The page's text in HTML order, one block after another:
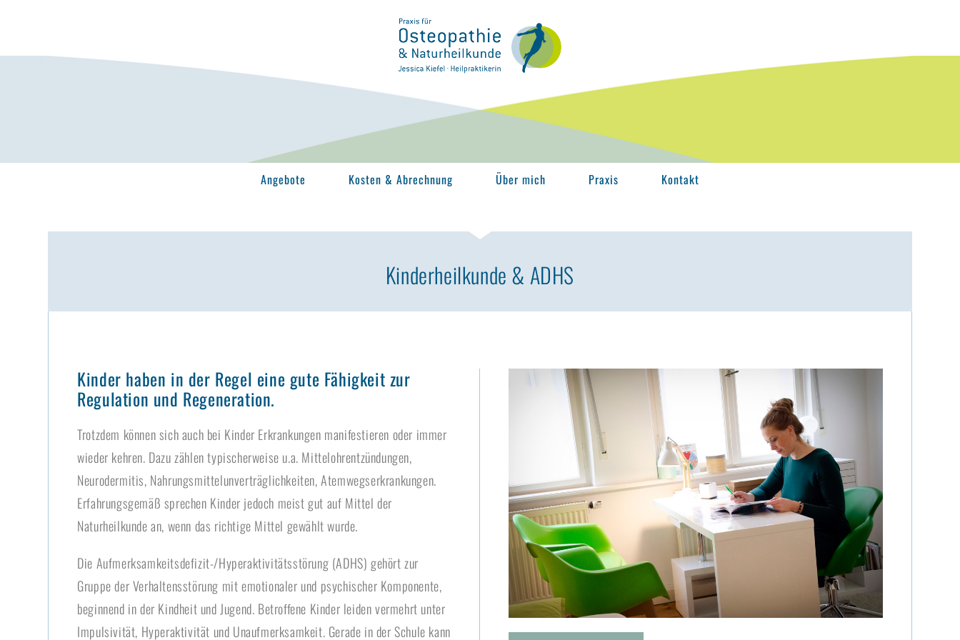
Angebote Kosten & Abrechnung Über mich Praxis Kontakt
Kinderheilkunde & ADHS
Kinder haben in der Regel eine gute Fähigkeit zur
Regulation und Regeneration.
Trotzdem können sich auch bei Kinder Erkrankungen manifestieren oder immer
wieder kehren. Dazu zählen typischerweise u.a. Mittelohrentzündungen,
Neurodermitis, Nahrungsmittelunverträglichkeiten, Atemwegserkrankungen.
Erfahrungsgemäß sprechen Kinder jedoch meist gut auf Mittel der
Naturheilkunde an, wenn das richtige Mittel gewählt wurde.
Die Aufmerksamkeitsdefizit-/Hyperaktivitätsstörung (ADHS) gehört zur
Gruppe der Verhaltensstörung mit emotionaler und psychischer Komponente,
beginnend in der Kindheit und Jugend. Betroffene Kinder leiden vermehrt unter
Impulsivität, Hyperaktivität und Unaufmerksamkeit. Gerade in der Schule kann